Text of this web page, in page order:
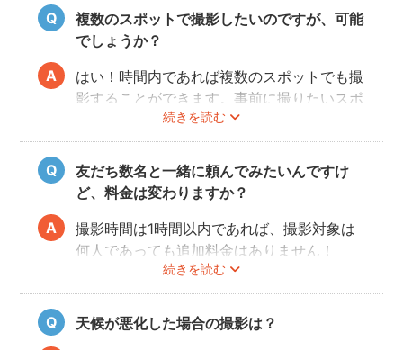
撮影許可の取り方はこちら
複数のスポットで撮影したいのですが、可能
でしょうか？
続きを読む
はい！時間内であれば複数のスポットでも撮
影することができます。事前に撮りたいスポ
ットや時間配分についてフォトグラファーと
相談しておくと当日スムースに撮影できるの
でおすすめです。
友だち数名と一緒に頼んでみたいんですけ
ど、料金は変わりますか？
続きを読む
撮影時間は1時間以内であれば、撮影対象は
何人であっても追加料金はありません！
ぜひお友だち同士で素敵な思い出を残してく
ださい。
天候が悪化した場合の撮影は？